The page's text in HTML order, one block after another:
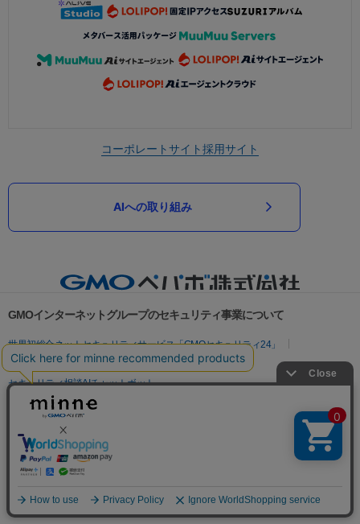
コーポレートサイト採用サイト
AIへの取り組み
GMOインターネットグループのセキュリティ事業について
世界初総合ネットセキュリティサービス「GMOセキュリティ24」
パスワード漏洩診断
Webサイトリスク診断
セキュリティ相談AIチャットボット
実在証明・盗聴対策
サイバー攻撃対策（GMO Flatt Security）
セキュリティ事業の軌跡